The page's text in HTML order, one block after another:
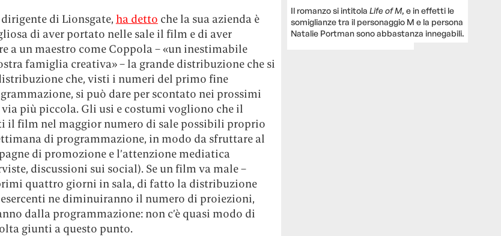
di Lionsgate, ha detto che la sua azienda è
di aver portato nelle sale il film e di aver
a un maestro come Coppola – «un inestimabile
famiglia creativa» – la grande distribuzione che si
che, visti i numeri del primo fine
si può dare per scontato nei prossimi
più piccola. Gli usi e costumi vogliono che il
il film nel maggior numero di sale possibili proprio
di programmazione, in modo da sfruttare al
di promozione e l’attenzione mediatica
discussioni sui social). Se un film va male –
quattro giorni in sala, di fatto la distribuzione
ne diminuiranno il numero di proiezioni,
dalla programmazione: non c’è quasi modo di
giunti a questo punto.
Il romanzo si intitolaLife of M, e in effetti le
somiglianze tra il personaggio M e la persona
Natalie Portman sono abbastanza innegabili.